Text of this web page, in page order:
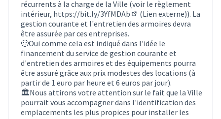
récurrents à la charge de la Ville (voir le règlement
intérieur, https://bit.ly/3YfMDAb
(Lien externe)
(Lien externe)). La
gestion courante et l'entretien des armoires devra
être assurée par ces entreprises.
🙂Oui comme cela est indiqué dans l'idée le
financement du service de gestion courante et
d'entretien des armoires et des équipements pourra
être assuré grâce aux prix modestes des locations (à
partir de 1 euro par heure et 6 euros par jour).
🏛️Nous attirons votre attention sur le fait que la Ville
pourrait vous accompagner dans l'identification des
emplacements les plus propices pour installer les